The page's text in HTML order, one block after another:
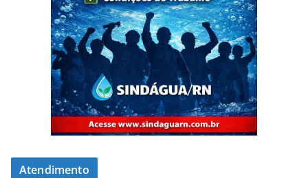
Atendimento